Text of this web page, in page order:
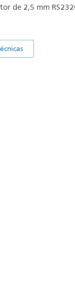
de 2,5 mm